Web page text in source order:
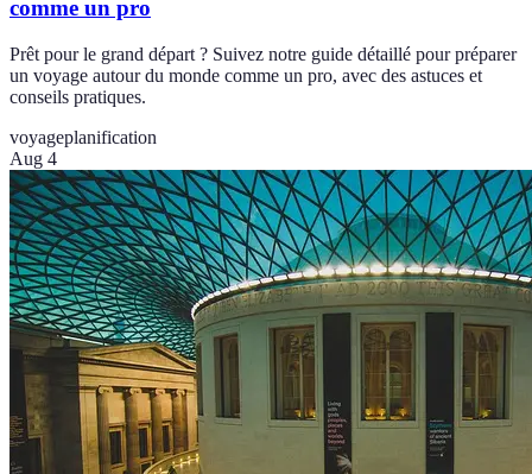
comme un pro
Prêt pour le grand départ ? Suivez notre guide détaillé pour préparer
un voyage autour du monde comme un pro, avec des astuces et
conseils pratiques.
voyageplanification
Aug 4